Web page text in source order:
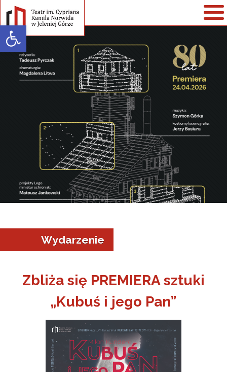
Open toolbar
Wydarzenie
Zbliża się PREMIERA sztuki
„Kubuś i jego Pan”